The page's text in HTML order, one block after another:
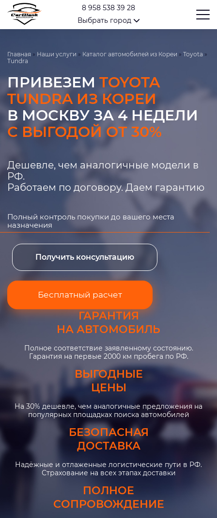
8 958 538 39 28
Выбрать город
Главная » Наши услуги » Каталог автомобилей из Кореи » Toyota »
Tundra
ПРИВЕЗЕМ TOYOTA
TUNDRA ИЗ КОРЕИ
В МОСКВУ ЗА 4 НЕДЕЛИ
С ВЫГОДОЙ ОТ 30%
Дешевле, чем аналогичные модели в
РФ.
Работаем по договору. Даем гарантию
Полный контроль покупки до вашего места
назначения
Получить консультацию
Бесплатный расчет
ГАРАНТИЯ
НА АВТОМОБИЛЬ
Полное соответствие заявленному состоянию.
Гарантия на первые 2000 км пробега по РФ.
ВЫГОДНЫЕ
ЦЕНЫ
На 30% дешевле, чем аналогичные предложения на
популярных площадках поиска автомобилей
БЕЗОПАСНАЯ
ДОСТАВКА
Надёжные и отлаженные логистические пути в РФ.
Страхование на всех этапах доставки
ПОЛНОЕ
СОПРОВОЖДЕНИЕ